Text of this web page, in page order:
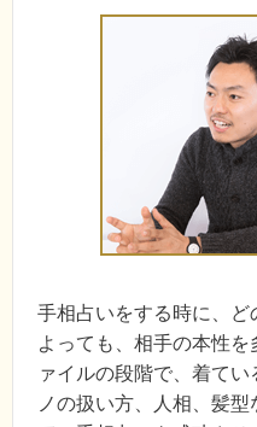
手相占いをする時に、ど
よっても、相手の本性
ァイルの段階で、着て
ノの扱い方、人相、髪